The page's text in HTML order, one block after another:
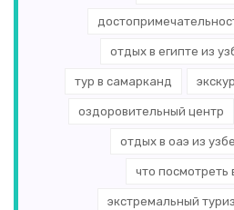
Польша(1)
отдых в египте из
тур в самарканд
оздоровительный центр
отдых в оаэ из
что посмотреть
экстремальный